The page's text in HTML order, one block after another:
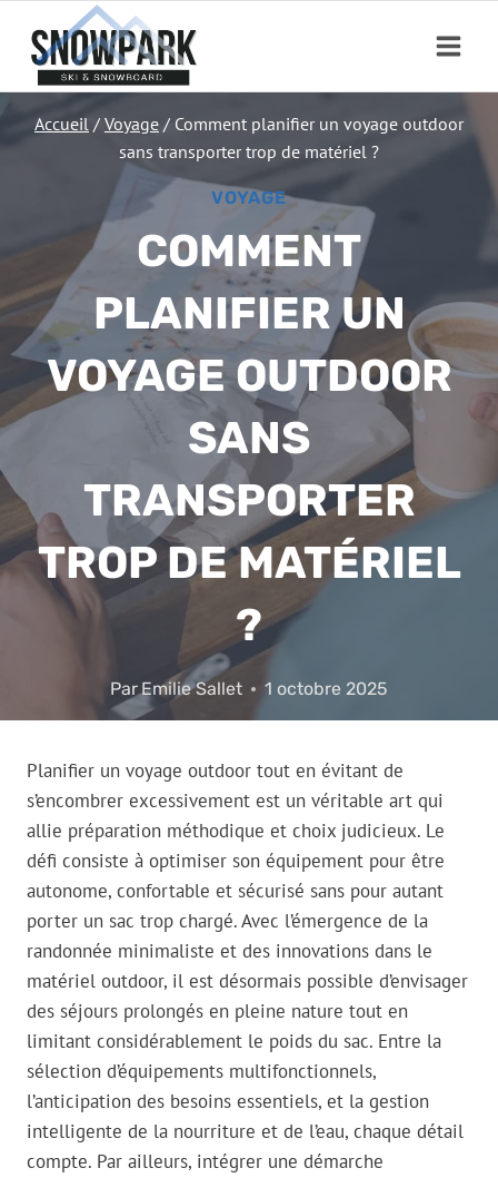
contenu
Accueil / Voyage / Comment planifier un voyage outdoor
sans transporter trop de matériel ?
VOYAGE
COMMENT
PLANIFIER UN
VOYAGE OUTDOOR
SANS
TRANSPORTER
TROP DE MATÉRIEL
?
ParEmilie Sallet 1 octobre 2025
Planifier un voyage outdoor tout en évitant de
s’encombrer excessivement est un véritable art qui
allie préparation méthodique et choix judicieux. Le
défi consiste à optimiser son équipement pour être
autonome, confortable et sécurisé sans pour autant
porter un sac trop chargé. Avec l’émergence de la
randonnée minimaliste et des innovations dans le
matériel outdoor, il est désormais possible d’envisager
des séjours prolongés en pleine nature tout en
limitant considérablement le poids du sac. Entre la
sélection d’équipements multifonctionnels,
l’anticipation des besoins essentiels, et la gestion
intelligente de la nourriture et de l’eau, chaque détail
compte. Par ailleurs, intégrer une démarche